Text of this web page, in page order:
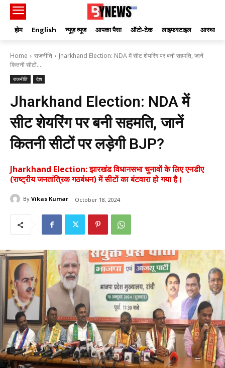
होम English न्यूज़ व्यूज आपका पैसा ऑटो-टेक लाइफस्टाइल आस्था
Home राजनीति
Jharkhand Election: NDA में सीट शेयरिंग पर बनी सहमति, जानें
कितनी सीटों...
राजनीति देश
Jharkhand Election: NDA में
सीट शेयरिंग पर बनी सहमति, जानें
कितनी सीटों पर लड़ेगी BJP?
Jharkhand Election: झारखंड विधानसभा चुनावों के लिए एनडीए
(राष्ट्रीय जनतांत्रिक गठबंधन) में सीटों का बंटवारा हो गया है।
By Vikas Kumar October 18, 2024